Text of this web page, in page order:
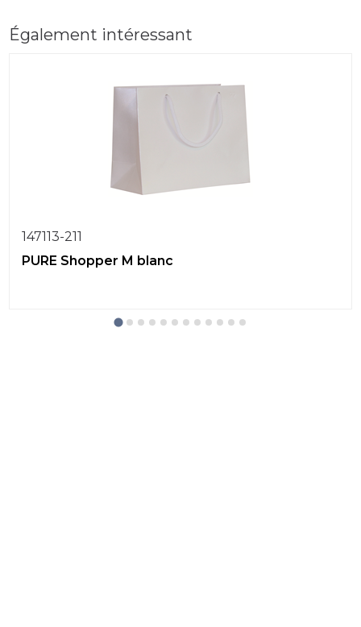
Également intéressant
147113-211
PURE Shopper M blanc